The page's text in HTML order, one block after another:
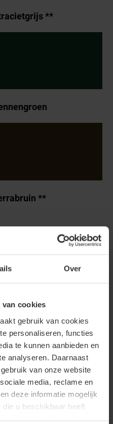
Over
van cookies
gebruik van cookies
personaliseren, functies
te kunnen aanbieden en
analyseren. Daarnaast
van onze website
media, reclame en
deze informatie mogelijk
u beschikbaar heeft
het gebruik van hun
**
**
met UV-bestendige